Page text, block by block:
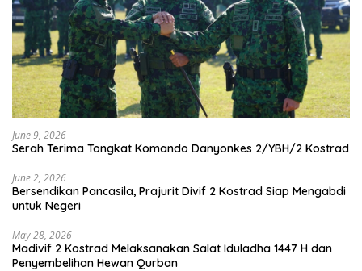
June 9, 2026
Serah Terima Tongkat Komando Danyonkes 2/YBH/2 Kostrad
June 2, 2026
Bersendikan Pancasila, Prajurit Divif 2 Kostrad Siap Mengabdi
untuk Negeri
May 28, 2026
Madivif 2 Kostrad Melaksanakan Salat Iduladha 1447 H dan
Penyembelihan Hewan Qurban